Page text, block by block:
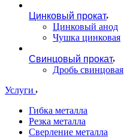
Цинковый прокат
Цинковый анод
Чушка цинковая
Свинцовый прокат
Дробь свинцовая
Услуги
Гибка металла
Резка металла
Сверление металла